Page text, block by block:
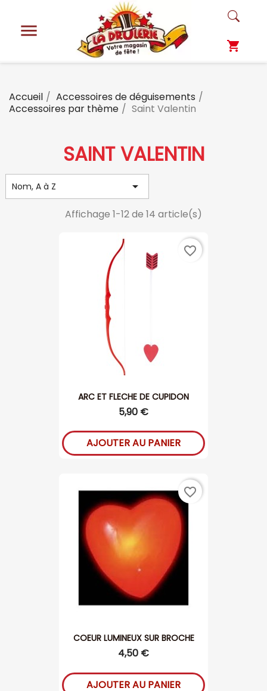

shopping_cart
Accueil
Accessoires de déguisements
Accessoires par thème
Saint Valentin
SAINT VALENTIN
Nom, A à Z 
Affichage 1-12 de 14 article(s)
ARC ET FLECHE DE CUPIDON
5,90 €
AJOUTER AU PANIER
favorite_border
COEUR LUMINEUX SUR BROCHE
4,50 €
AJOUTER AU PANIER
favorite_border